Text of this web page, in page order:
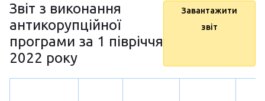
Звіт з виконання
антикорупційної
програми за 1 півріччя
2022 року
Завантажити
звіт